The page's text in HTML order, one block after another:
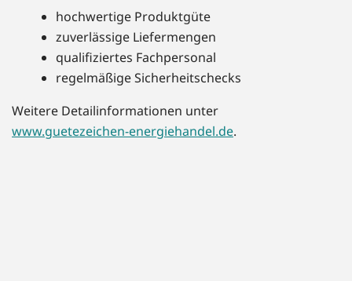
hochwertige Produktgüte
zuverlässige Liefermengen
qualifiziertes Fachpersonal
regelmäßige Sicherheitschecks
Weitere Detailinformationen unter
www.guetezeichen-energiehandel.de.